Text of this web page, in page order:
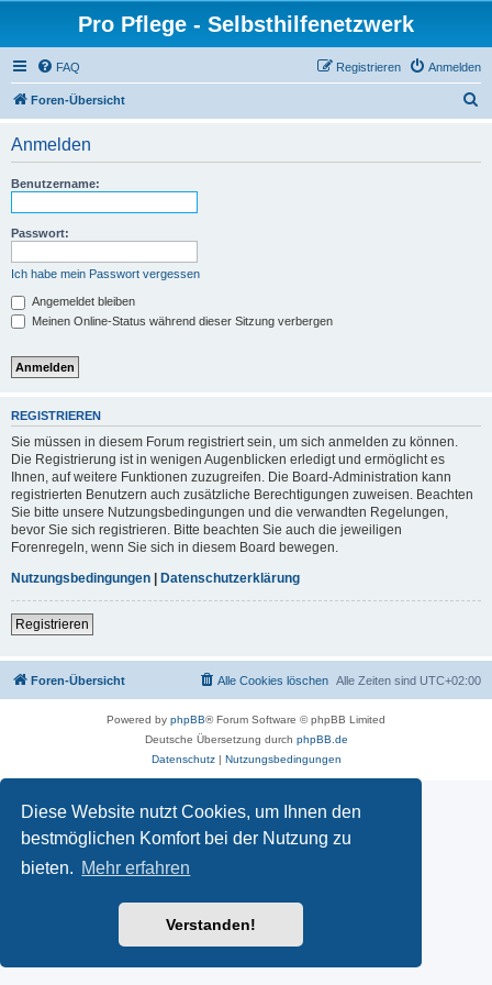
Diese Website nutzt Cookies, um Ihnen den
bestmöglichen Komfort bei der Nutzung zu
bieten. Mehr erfahren
Verstanden!
Pro Pflege - Selbsthilfenetzwerk
FAQ Anmelden
Registrieren
Foren-Übersicht
Anmelden
Benutzername:
Passwort:
Ich habe mein Passwort vergessen
Angemeldet bleiben
Meinen Online-Status während dieser Sitzung verbergen
REGISTRIEREN
Sie müssen in diesem Forum registriert sein, um sich anmelden zu können.
Die Registrierung ist in wenigen Augenblicken erledigt und ermöglicht es
Ihnen, auf weitere Funktionen zuzugreifen. Die Board-Administration kann
registrierten Benutzern auch zusätzliche Berechtigungen zuweisen. Beachten
Sie bitte unsere Nutzungsbedingungen und die verwandten Regelungen,
bevor Sie sich registrieren. Bitte beachten Sie auch die jeweiligen
Forenregeln, wenn Sie sich in diesem Board bewegen.
Nutzungsbedingungen | Datenschutzerklärung
Registrieren
Foren-Übersicht Alle Zeiten sind UTC+02:00
Alle Cookies löschen
Powered by phpBB® Forum Software © phpBB Limited
Deutsche Übersetzung durch phpBB.de
Datenschutz| Nutzungsbedingungen